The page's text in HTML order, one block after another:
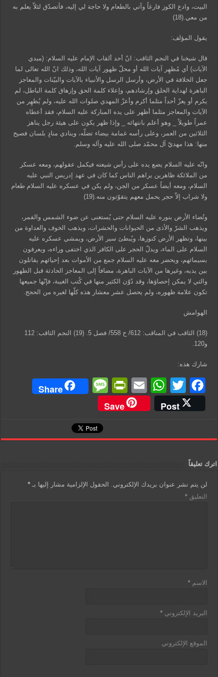
البيت، وادع الكوز فارغاً وآتي بالطعام ولا حاجة لي إليه، فأتصدّق لئلاّ يعلم به
من معي.(18)
يقول المؤلف:
قال شيخنا في النجم الثاقب: انّ أحد ألقاب الإمام عليه السلام: (مبدي
الآيات) أي مُظهِر آيات الله أو محلّ ظهور آيات الله، وذلك انّ الله تعالى لما
جعل الخلافة في الأرض، وأرسل الرسل والأنبياء بالآيات والبيّنات والمعاجز
الباهرة لهداية الخلق وإرشادهم، وإعلاء كلمة الحق وإزهاق كلمة الباطل، لم
يكرم أو يعزّ أحداً مثلما أكرم وأعزّ المهدي صلوات الله عليه، ولم يُظهِر من
الآيات والمعاجز مثلما أظهر على يده المباركة عليه السلام، فقد أعطاه
عمراً طويلاً _ وهو أعلم بانتهائه _ وإذا ظهر يكون على هيئة رجل يناهز
الثلاثين من العمر، وعلى رأسه غمامة بيضاء تضلّه، وينادي منادٍ بلسان فصيح
منها: هذا مهديّ آل محمّد صلى الله عليه وآله وسلم.
وانّه عليه السلام يضع يده على رأس شيعته فيكمل عقولهم، ومعه عسكر
من الملائكة ظاهرين يراهم الناس كما كان في عهد إدريس النبي عليه
السلام، ومعه أيضاً عسكر من الجن، ولم يكن في عسكره عليه السلام طعام
ولا شراب إلاّ حجر يحمل معهم يتقوّتون منه.(19)
وتُضاء الأرض بنوره عليه السلام حتى يُستغنى عن ضوء الشمس والقمر،
ويذهب الشرّ والأذى من الحيوانات والحشرات، ويذهب الخوف والعداوة من
بينها، وتظهر الأرض كنوزها، ويُبطئ سير الأرض، ويمشي عسكره عليه
السلام على الماء، ويدلّ الحجر على الكافر الذي اختفى وراءه، ويعرفون
بسيمائهم، ويحضر معه عليه السلام جمع من الأموات بعد إحيائهم يقاتلون
بين يديه، وغيرها من الآيات الباهرة، مضافاً إلى المعاجز الحادثة قبل الظهور
والتي لا يمكن إحصاؤها، وقد دُوّن الكثير منها في كُتب الغيبة، فإنّها جميعها
تكون علامة ظهوره، ولم يحصل عشر معشار هذه كلّها لغيره من الحجج.
الهوامش
(18) الثاقب في المناقب: 612/ ح 558/ فصل 5. (19) النجم الثاقب: 112
و120.
شارك هذه:
F
a
c
o
o
k
T
wi
tt
W
h
at
p
E
m
ail
Pr
in
tF
ri
dl
M
a
Share
Post
Save
اترك تعليقاً
لن يتم نشر عنوان بريدك الإلكتروني. الحقول الإلزامية مشار إليها بـ*
التعليق*
الاسم*
البريد الإلكتروني*
الموقع الإلكتروني